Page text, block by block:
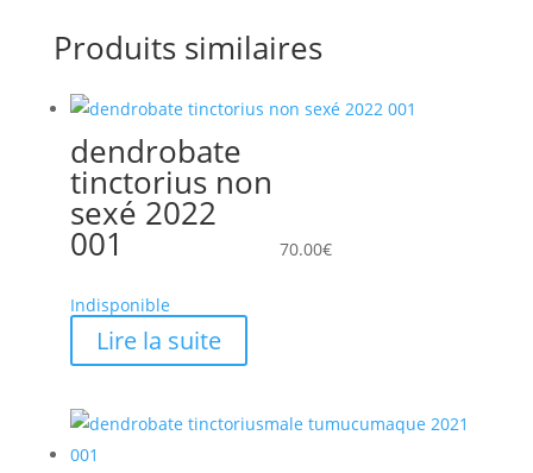
Produits similaires
dendrobate
tinctorius non
sexé 2022
001 70.00€
Indisponible
Lire la suite